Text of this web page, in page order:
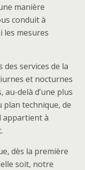
manière
conduit à
les mesures
services de la
et nocturnes
delà d’une plus
technique, de
appartient à
dès la première
soit, notre